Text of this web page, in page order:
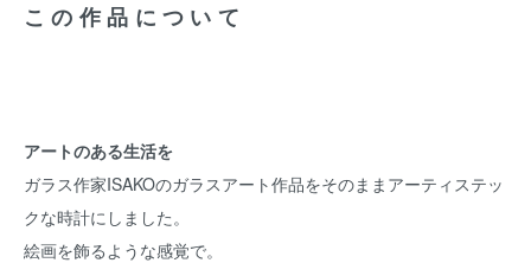
この作品について
アートのある生活を
ガラス作家ISAKOのガラスアート作品をそのままアーティステッ
クな時計にしました。
絵画を飾るような感覚で。